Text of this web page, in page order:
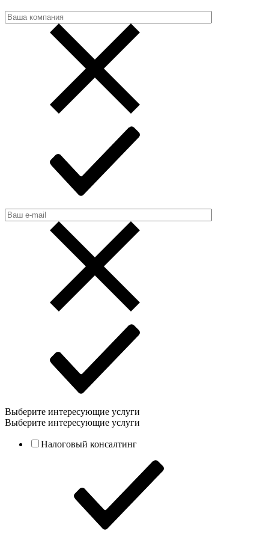
Выберите интересующие услуги
Выберите интересующие услуги
Налоговый консалтинг